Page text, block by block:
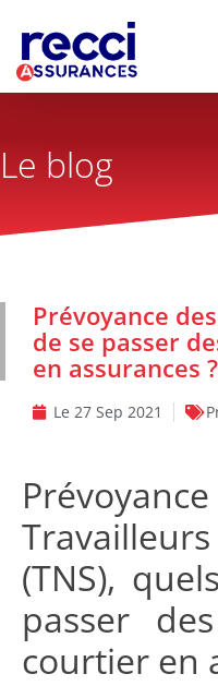
Le blog
Prévoyance
de se passer
en assurances ?
Le 27 Sep 2021
(TNS),
passer
courtier en